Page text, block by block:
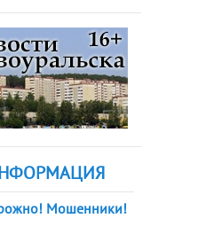
Мошенники!